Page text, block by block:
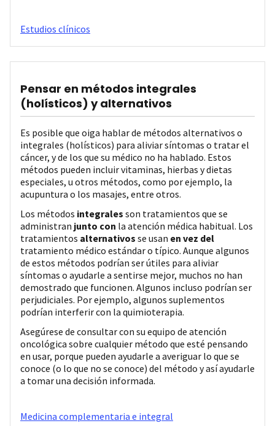
Estudios clínicos
Pensar en métodos integrales
(holísticos) y alternativos
Es posible que oiga hablar de métodos alternativos o
integrales (holísticos) para aliviar síntomas o tratar el
cáncer, y de los que su médico no ha hablado. Estos
métodos pueden incluir vitaminas, hierbas y dietas
especiales, u otros métodos, como por ejemplo, la
acupuntura o los masajes, entre otros.
Los métodos integrales son tratamientos que se
administran junto con la atención médica habitual. Los
tratamientos alternativos se usan en vez del
tratamiento médico estándar o típico. Aunque algunos
de estos métodos podrían ser útiles para aliviar
síntomas o ayudarle a sentirse mejor, muchos no han
demostrado que funcionen. Algunos incluso podrían ser
perjudiciales. Por ejemplo, algunos suplementos
podrían interferir con la quimioterapia.
Asegúrese de consultar con su equipo de atención
oncológica sobre cualquier método que esté pensando
en usar, porque pueden ayudarle a averiguar lo que se
conoce (o lo que no se conoce) del método y así ayudarle
a tomar una decisión informada.
Medicina complementaria e integral